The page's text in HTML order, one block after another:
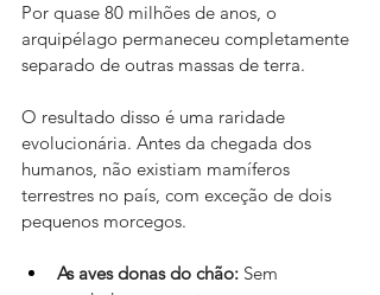
Por quase 80 milhões de anos, o
arquipélago permaneceu completamente
separado de outras massas de terra.
O resultado disso é uma raridade
evolucionária. Antes da chegada dos
humanos, não existiam mamíferos
terrestres no país, com exceção de dois
pequenos morcegos.
As aves donas do chão: Sem